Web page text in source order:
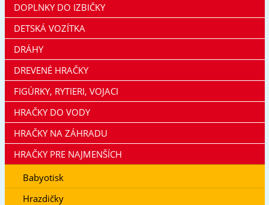
DOPLNKY DO IZBIČKY
DETSKÁ VOZÍTKA
DRÁHY
DREVENÉ HRAČKY
FIGÚRKY, RYTIERI, VOJACI
HRAČKY DO VODY
HRAČKY NA ZÁHRADU
HRAČKY PRE NAJMENŠÍCH
Babyotisk
Hrazdičky